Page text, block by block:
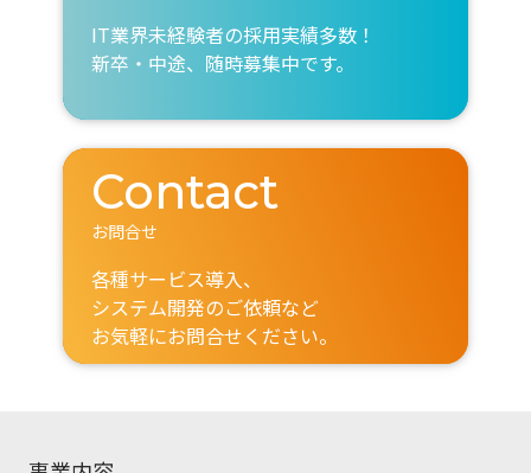
IT業界未経験者の採用実績多数！
新卒・中途、随時募集中です。
Contact
お問合せ
各種サービス導入、
システム開発のご依頼など
お気軽にお問合せください。